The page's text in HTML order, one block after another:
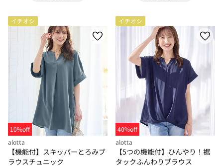
イチオシ
10%off
alotta
【機能付】スキッパーとろみブ
ラウスチュニック
イチオシ
40%off
alotta
【5つの機能付】ひんやり！裾
タックふんわりブラウス